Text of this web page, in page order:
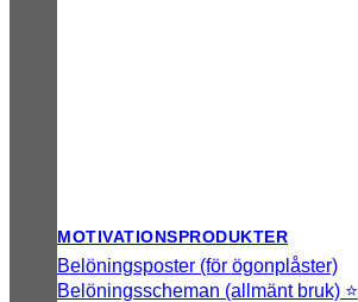
MOTIVATIONSPRODUKTER
Belöningsposter (för ögonplåster)
Belöningsscheman (allmänt bruk) ⭐